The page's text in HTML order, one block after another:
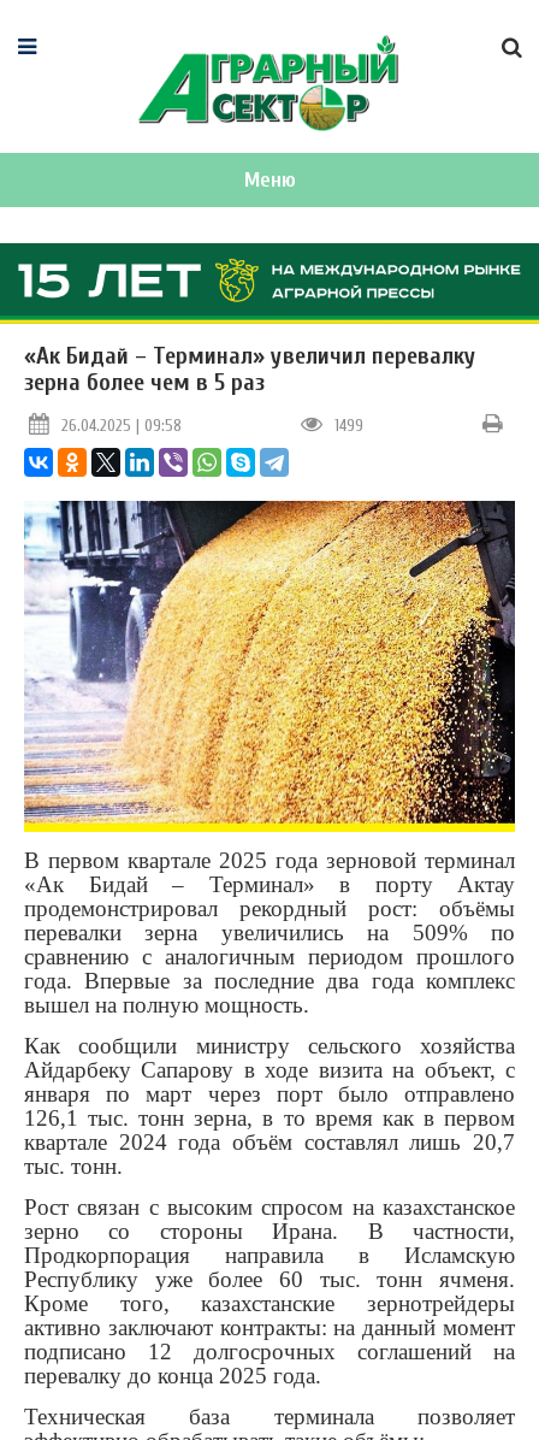
Меню
«Ак Бидай – Терминал» увеличил перевалку
зерна более чем в 5 раз
26.04.2025 | 09:58 1499
В первом квартале 2025 года зерновой терминал
«Ак Бидай – Терминал» в порту Актау
продемонстрировал рекордный рост: объёмы
перевалки зерна увеличились на 509% по
сравнению с аналогичным периодом прошлого
года. Впервые за последние два года комплекс
вышел на полную мощность.
Как сообщили министру сельского хозяйства
Айдарбеку Сапарову в ходе визита на объект, с
января по март через порт было отправлено
126,1 тыс. тонн зерна, в то время как в первом
квартале 2024 года объём составлял лишь 20,7
тыс. тонн.
Рост связан с высоким спросом на казахстанское
зерно со стороны Ирана. В частности,
Продкорпорация направила в Исламскую
Республику уже более 60 тыс. тонн ячменя.
Кроме того, казахстанские зернотрейдеры
активно заключают контракты: на данный момент
подписано 12 долгосрочных соглашений на
перевалку до конца 2025 года.
Техническая база терминала позволяет